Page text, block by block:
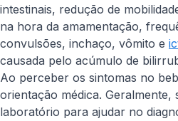
intestinais, redução de
na hora da amamentação,
convulsões, inchaço, vômito e
causada pelo acúmulo de
Ao perceber os sintomas no
orientação médica. Geralmente,
laboratório para ajudar no